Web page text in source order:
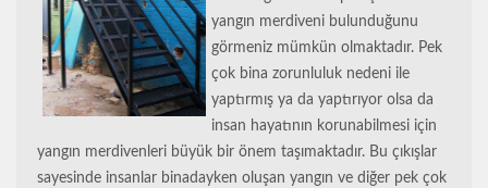
yangın merdiveni bulunduğunu
görmeniz mümkün olmaktadır. Pek
çok bina zorunluluk nedeni ile
yaptırmış ya da yaptırıyor olsa da
insan hayatının korunabilmesi için
yangın merdivenleri büyük bir önem taşımaktadır. Bu çıkışlar
sayesinde insanlar binadayken oluşan yangın ve diğer pek çok